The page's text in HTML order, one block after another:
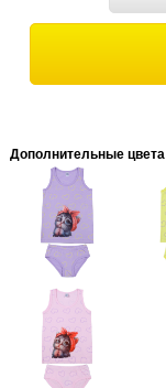
Дополнительные цвета